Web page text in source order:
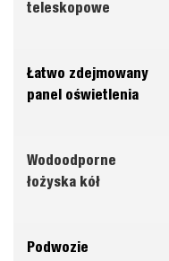
teleskopowe
Łatwo zdejmowany
panel oświetlenia
Wodoodporne
łożyska kół
Podwozie